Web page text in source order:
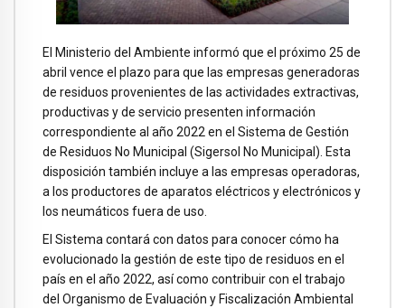
El Ministerio del Ambiente informó que el próximo 25 de
abril vence el plazo para que las empresas generadoras
de residuos provenientes de las actividades extractivas,
productivas y de servicio presenten información
correspondiente al año 2022 en el Sistema de Gestión
de Residuos No Municipal (Sigersol No Municipal). Esta
disposición también incluye a las empresas operadoras,
a los productores de aparatos eléctricos y electrónicos y
los neumáticos fuera de uso.
El Sistema contará con datos para conocer cómo ha
evolucionado la gestión de este tipo de residuos en el
país en el año 2022, así como contribuir con el trabajo
del Organismo de Evaluación y Fiscalización Ambiental